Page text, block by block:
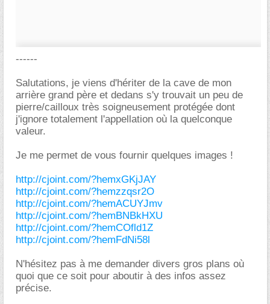
------
Salutations, je viens d'hériter de la cave de mon
arrière grand père et dedans s'y trouvait un peu de
pierre/cailloux très soigneusement protégée dont
j'ignore totalement l'appellation où la quelconque
valeur.
Je me permet de vous fournir quelques images !
http://cjoint.com/?hemxGKjJAY
http://cjoint.com/?hemzzqsr2O
http://cjoint.com/?hemACUYJmv
http://cjoint.com/?hemBNBkHXU
http://cjoint.com/?hemCOfld1Z
http://cjoint.com/?hemFdNi58l
N'hésitez pas à me demander divers gros plans où
quoi que ce soit pour aboutir à des infos assez
précise.